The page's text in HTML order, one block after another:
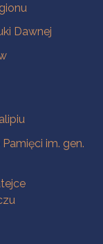
Dawnej
im. gen.